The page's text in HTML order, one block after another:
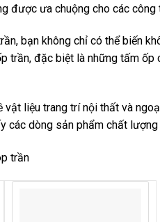
được ưa chuộng cho các
bạn không chỉ có thể biến
trần, đặc biệt là những tấm
liệu trang trí nội thất và
các dòng sản phẩm chất